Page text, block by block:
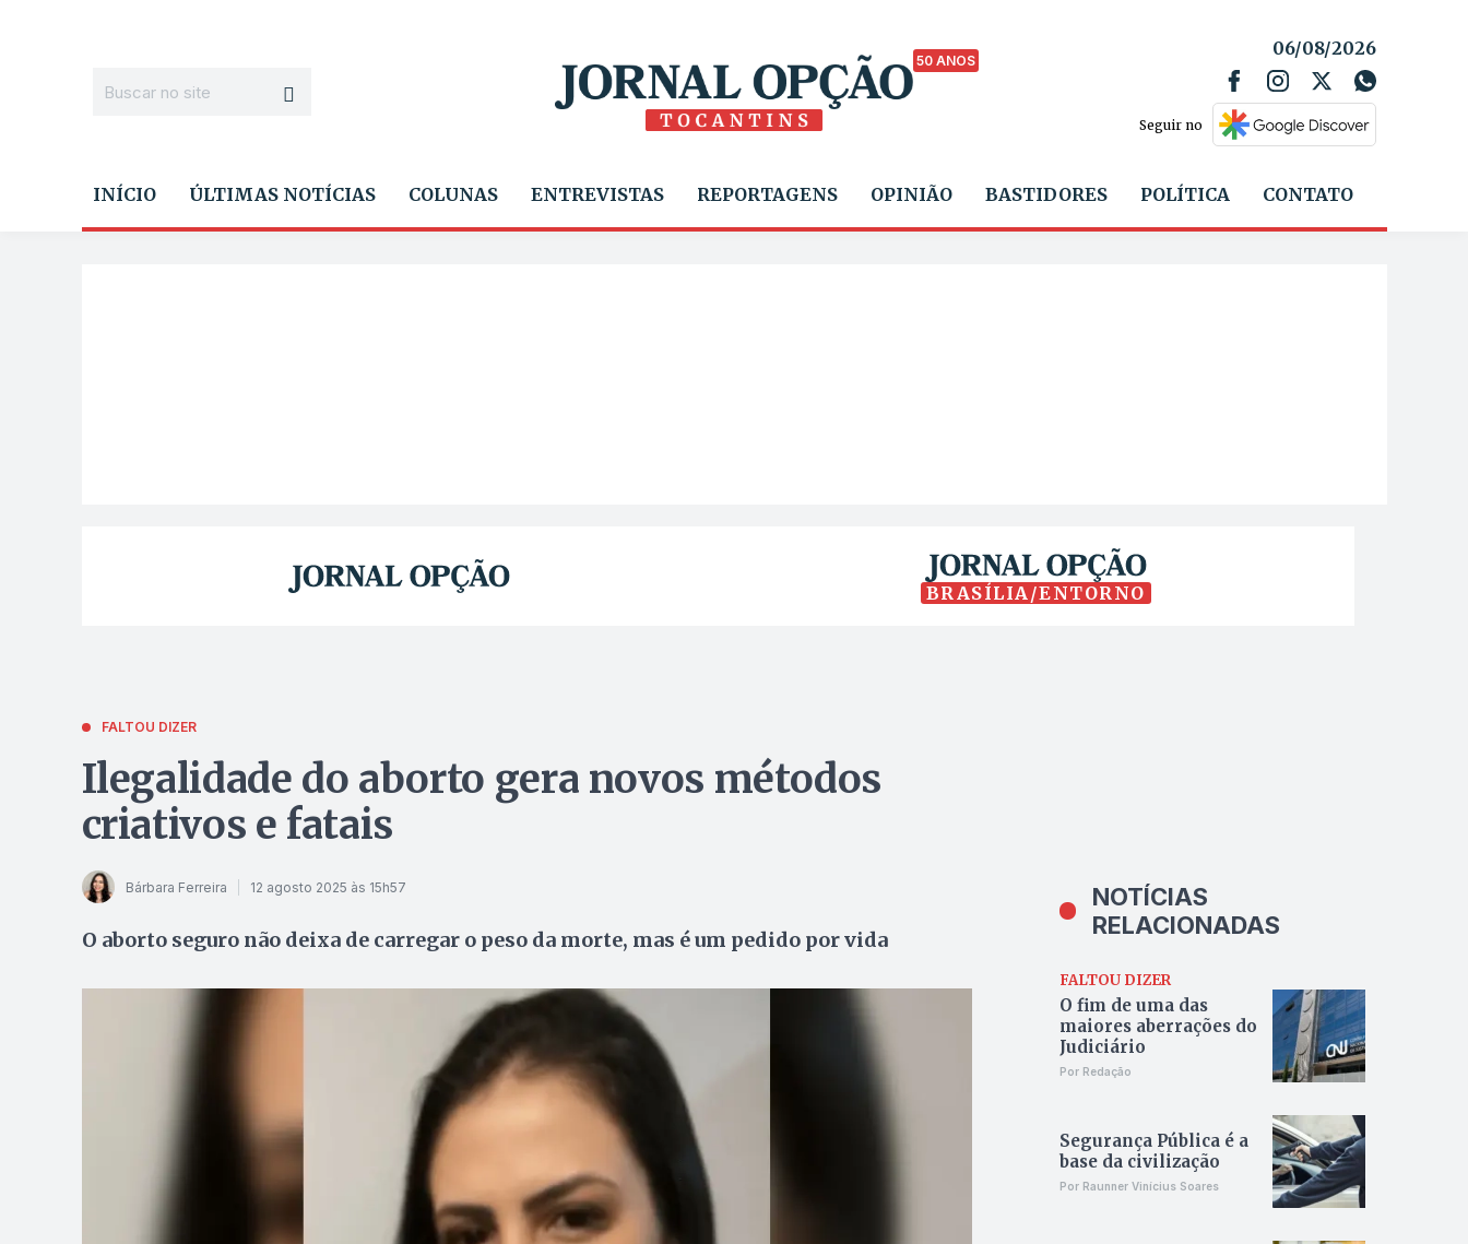
50 ANOS
06/08/2026
Seguir no
INÍCIO ÚLTIMAS NOTÍCIAS COLUNAS ENTREVISTAS REPORTAGENS OPINIÃO BASTIDORES POLÍTICA CONTATO
BRASÍLIA/ENTORNO
FALTOU DIZER
Ilegalidade do aborto gera novos métodos
criativos e fatais
Bárbara Ferreira 12 agosto 2025 às 15h57
O aborto seguro não deixa de carregar o peso da morte, mas é um pedido por vida
NOTÍCIAS
RELACIONADAS
FALTOU DIZER
O fim de uma das
maiores aberrações do
Judiciário
Por Redação
Segurança Pública é a
base da civilização
Por Raunner Vinícius Soares